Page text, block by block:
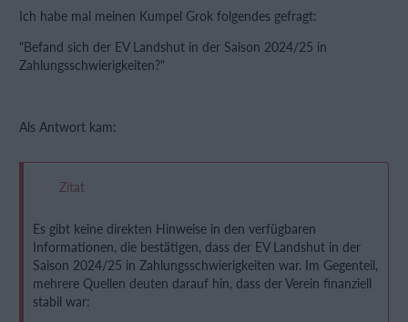
Ich habe mal meinen Kumpel Grok folgendes gefragt:
"Befand sich der EV Landshut in der Saison 2024/25 in
Zahlungsschwierigkeiten?"
Als Antwort kam:
Zitat
Es gibt keine direkten Hinweise in den verfügbaren
Informationen, die bestätigen, dass der EV Landshut in der
Saison 2024/25 in Zahlungsschwierigkeiten war. Im Gegenteil,
mehrere Quellen deuten darauf hin, dass der Verein finanziell
stabil war: